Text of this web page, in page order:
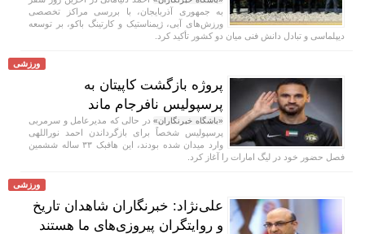
به جمهوری آذربایجان، با بررسی مراکز تخصصی
ورزش‌های آبی، ژیمناستیک و کارتینگ باکو، بر توسعه
دیپلماسی و تبادل دانش فنی میان دو کشور تأکید کرد.
ورزشی
پروژه بازگشت کاپیتان به
پرسپولیس نافرجام ماند
«باشگاه خبرنگاران»در حالی که مدیرعامل و سرمربی
پرسپولیس شخصاً برای بازگرداندن احمد نوراللهی
وارد میدان شده بودند، این هافبک ۳۳ ساله ششمین
فصل حضور خود در لیگ امارات را آغاز کرد.
ورزشی
علی‌نژاد: خبرنگاران شاهدان تاریخ
و روایتگران پیروزی‌های ما هستند